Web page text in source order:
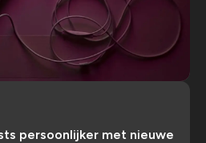
persoonlijker met nieuwe